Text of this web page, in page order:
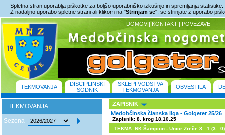
Spletna stran uporablja piškotke za boljšo uporabniško izkušnjo in spremljanja statistike.
Z nadaljno uporabo spletne strani ali klikom na "Strinjam se", se strinjate z uporabo
DOMOV | KONTAKT | POVEZAVE
TEKMOVANJA
DISCIPLINSKI
SODNIK
SKLEPI VODSTVA
TEKMOVANJA
OBVESTILA
.: TEKMOVANJA
Sezona
ZAPISNIK
Medobčinska članska liga - Golgeter 25/26
Zapisnik: 8. krog 18.10.25
TEKMA: NK Šampion - Unior Zreče 8 : 1 (3 : 0)